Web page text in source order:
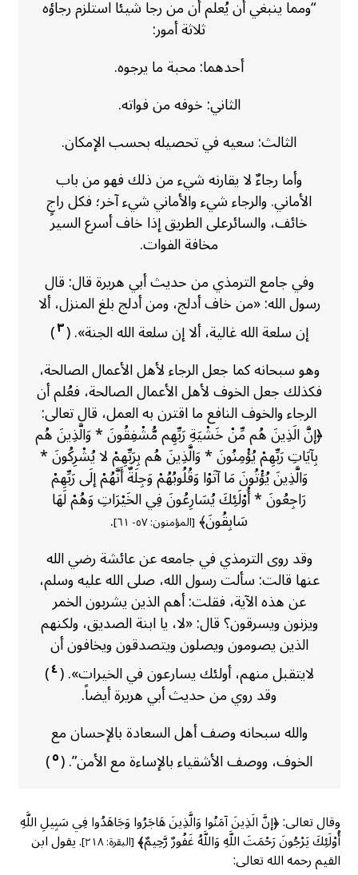
“ومما ينبغي أن يُعلم أن من رجا شيئاً استلزم رجاؤه
ثلاثة أمور:
أحدهما: محبة ما يرجوه.
الثاني: خوفه من فواته.
الثالث: سعيه في تحصيله بحسب الإمكان.
وأما رجاءٌ لا يقارنه شيء من ذلك فهو من باب
الأماني. والرجاء شيء والأماني شيء آخر؛ فكل راجٍ
خائف، والسائرعلى الطريق إذا خاف أسرع السير
مخافة الفوات.
وفي جامع الترمذي من حديث أبي هريرة قال: قال
رسول الله: «من خاف أدلج، ومن أدلج بلغ المنزل، ألا
إن سلعة الله غالية، ألا إن سلعة الله الجنة». (٣)
وهو سبحانه كما جعل الرجاء لأهل الأعمال الصالحة،
فكذلك جعل الخوف لأهل الأعمال الصالحة، فعُلم أن
الرجاء والخوف النافع ما اقترن به العمل، قال تعالى:
﴿إنَّ الَذِينَ هُم مِّنْ خَشْيَةِ رَبِّهِم مُّشْفِقُونَ * وَالَّذِينَ هُم
بِآيَاتِ رَبِّهِمْ يُؤْمِنُونَ * وَالَّذِينَ هُم بِرَبِّهِمْ لا يُشْرِكُونَ *
وَالَّذِينَ يُؤْتُونَ مَا آتَوْا وَقُلُوبُهُمْ وَجِلَةٌ أَنَّهُمْ إلَى رَبِّهِمْ
رَاجِعُونَ * أُوْلَئِكَ يُسَارِعُونَ فِي الخَيْرَاتِ وَهُمْ لَهَا
سَابِقُونَ﴾ [المؤمنون: ٥٧- ٦١]
.
وقد روى الترمذي في جامعه عن عائشة رضي الله
عنها قالت: سألت رسول الله، صلى الله عليه وسلم،
عن هذه الآية، فقلت: أهم الذين يشربون الخمر
ويزنون ويسرقون؟ قال: «لا، يا ابنة الصديق، ولكنهم
الذين يصومون ويصلون ويتصدقون ويخافون أن
لايتقبل منهم، أولئك يسارعون في الخيرات». (٤)
وقد روي من حديث أبي هريرة أيضاً.
والله سبحانه وصف أهل السعادة بالإحسان مع
الخوف، ووصف الأشقياء بالإساءة مع الأمن”. (٥)
وقال تعالى: ﴿إنَّ الَذِينَ آمَنُوا وَالَّذِينَ هَاجَرُوا وَجَاهَدُوا فِي سَبِيلِ اللَّهِ
أُوْلَئِكَ يَرْجُونَ رَحْمَتَ اللَّهِ وَاللَّهُ غَفُورٌ رَّحِيمٌ﴾[البقرة: ٢١٨] . يقول ابن
القيم رحمه الله تعالى: